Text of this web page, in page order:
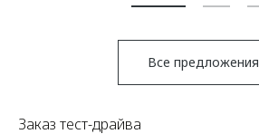
Все предложения
Заказ тест-драйва